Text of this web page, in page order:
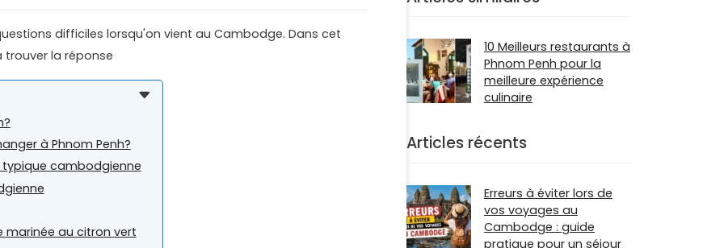
difficiles lorsqu'on vient au Cambodge. Dans cet
trouver la réponse
à Phnom Penh?
typique cambodgienne
marinée au citron vert
10 Meilleurs restaurants à
Phnom Penh pour la
meilleure expérience
culinaire
Articles récents
Erreurs à éviter lors de
vos voyages au
Cambodge : guide
pratique pour un séjour